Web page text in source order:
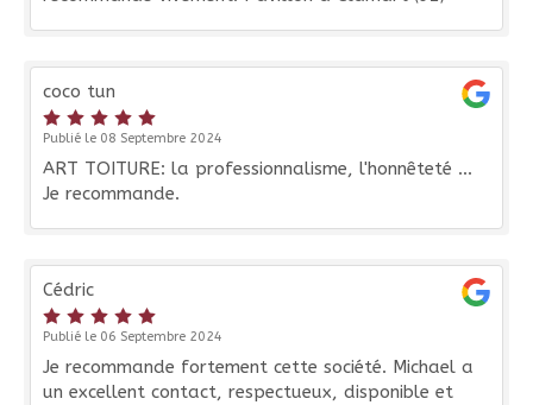
coco tun
Publié le 08 Septembre 2024
ART TOITURE: la professionnalisme, l'honnêteté ...
Je recommande.
Cédric
Publié le 06 Septembre 2024
Je recommande fortement cette société. Michael a
un excellent contact, respectueux, disponible et